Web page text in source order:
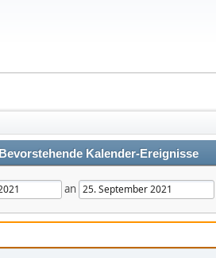
Bevorstehende Kalender-Ereignisse
an